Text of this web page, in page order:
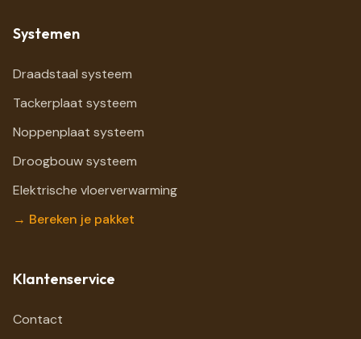
Systemen
Draadstaal systeem
Tackerplaat systeem
Noppenplaat systeem
Droogbouw systeem
Elektrische vloerverwarming
→ Bereken je pakket
Klantenservice
Contact